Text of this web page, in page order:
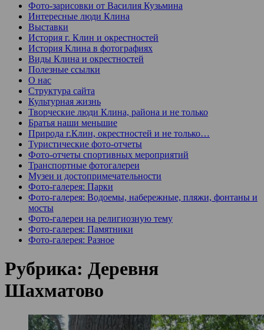
Фото-зарисовки от Василия Кузьмина
Интересные люди Клина
Выставки
История г. Клин и окрестностей
История Клина в фотографиях
Виды Клина и окрестностей
Полезные ссылки
О нас
Структура сайта
Культурная жизнь
Творческие люди Клина, района и не только
Братья наши меньшие
Природа г.Клин, окрестностей и не только…
Туристические фото-отчеты
Фото-отчеты спортивных мероприятий
Транспортные фотогалереи
Музеи и достопримечательности
Фото-галерея: Парки
Фото-галерея: Водоемы, набережные, пляжи, фонтаны и
мосты
Фото-галереи на религиозную тему
Фото-галерея: Памятники
Фото-галерея: Разное
Рубрика: Деревня
Шахматово